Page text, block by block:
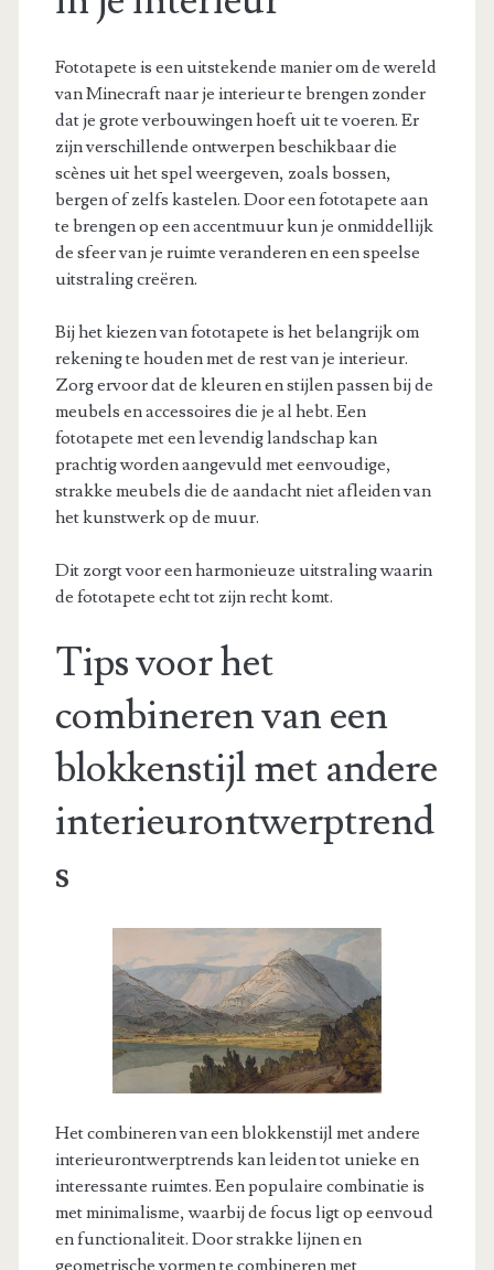
Fototapete is een uitstekende manier om de wereld
van Minecraft naar je interieur te brengen zonder
dat je grote verbouwingen hoeft uit te voeren. Er
zijn verschillende ontwerpen beschikbaar die
scènes uit het spel weergeven, zoals bossen,
bergen of zelfs kastelen. Door een fototapete aan
te brengen op een accentmuur kun je onmiddellijk
de sfeer van je ruimte veranderen en een speelse
uitstraling creëren.
Bij het kiezen van fototapete is het belangrijk om
rekening te houden met de rest van je interieur.
Zorg ervoor dat de kleuren en stijlen passen bij de
meubels en accessoires die je al hebt. Een
fototapete met een levendig landschap kan
prachtig worden aangevuld met eenvoudige,
strakke meubels die de aandacht niet afleiden van
het kunstwerk op de muur.
Dit zorgt voor een harmonieuze uitstraling waarin
de fototapete echt tot zijn recht komt.
Tips voor het
combineren van een
blokkenstijl met andere
interieurontwerptrend
s
Het combineren van een blokkenstijl met andere
interieurontwerptrends kan leiden tot unieke en
interessante ruimtes. Een populaire combinatie is
met minimalisme, waarbij de focus ligt op eenvoud
en functionaliteit. Door strakke lijnen en